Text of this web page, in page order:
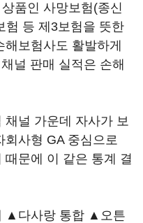
품인 사망보험(종신
험 등 제3보험을 뜻한
보험사도 활발하게
널 판매 실적은 손해
채널 가운데 자사가 보
회사형 GA 중심으로
문에 이 같은 통계 결
▲다사랑 통합 ▲오튼